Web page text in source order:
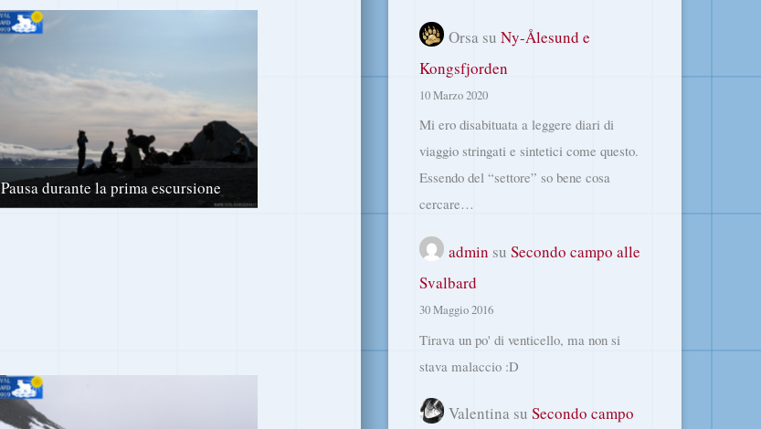
Pausa durante la prima escursione
Orsa suNy-Ålesund e
Kongsfjorden
10 Marzo 2020
Mi ero disabituata a leggere diari di
viaggio stringati e sintetici come questo.
Essendo del “settore” so bene cosa
cercare…
admin suSecondo campo alle
Svalbard
30 Maggio 2016
Tirava un po' di venticello, ma non si
stava malaccio :D
Valentina suSecondo campo